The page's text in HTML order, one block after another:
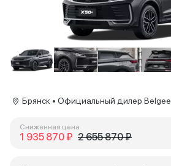
Брянск • Официальный дилер Belgee
Сниженная цена
1 935 870 ₽ 2 655 870 ₽